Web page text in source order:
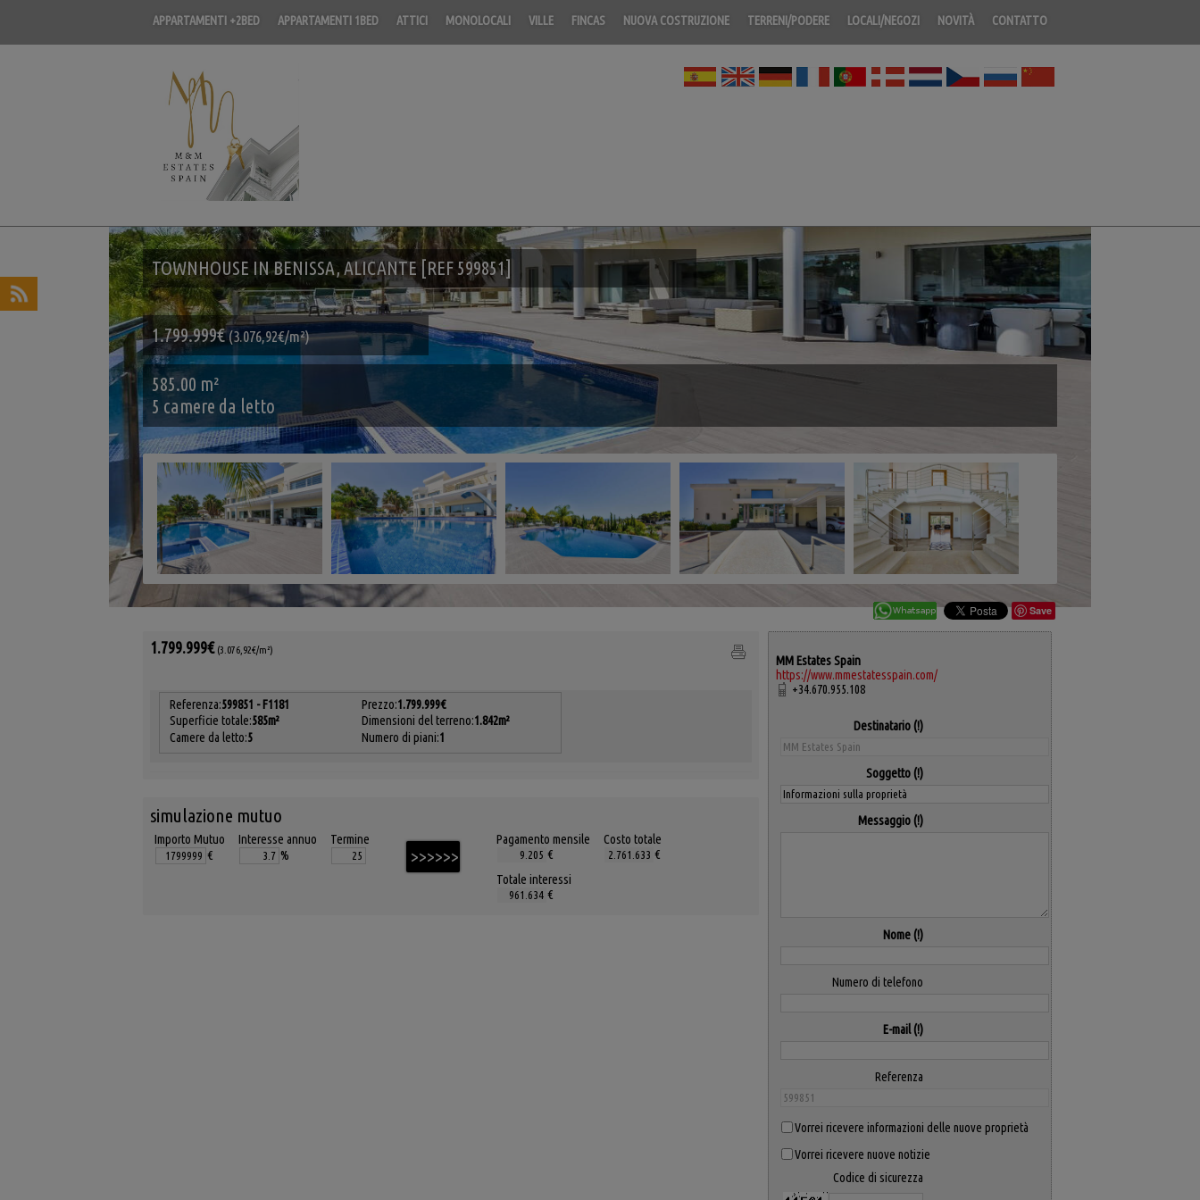
APPARTAMENTI +2BED APPARTAMENTI 1BED ATTICI MONOLOCALI VILLE FINCAS NUOVA COSTRUZIONE TERRENI/PODERE LOCALI/NEGOZI NOVITÀ CONTATTO
TOWNHOUSE IN BENISSA, ALICANTE [REF 599851]
1.799.999€ (3.076,92€/m²)
585.00 m²
5 camere da letto
Save
1.799.999€ (3.076,92€/m²)
Referenza:599851 - F1181 Prezzo:1.799.999€
Superficie totale:585m² Dimensioni del terreno:1.842m²
Camere da letto:5 Numero di piani:1
simulazione mutuo
Importo Mutuo
€
Interesse annuo
%
Termine
Pagamento mensile
€
Costo totale
€
Totale interessi
€
MM Estates Spain
https://www.mmestatesspain.com/
+34.670.955.108
Destinatario
Soggetto
Messaggio
Nome
Numero di telefono
E-mail
Referenza
Vorrei ricevere informazioni delle nuove proprietà
Vorrei ricevere nuove notizie
Codice di sicurezza